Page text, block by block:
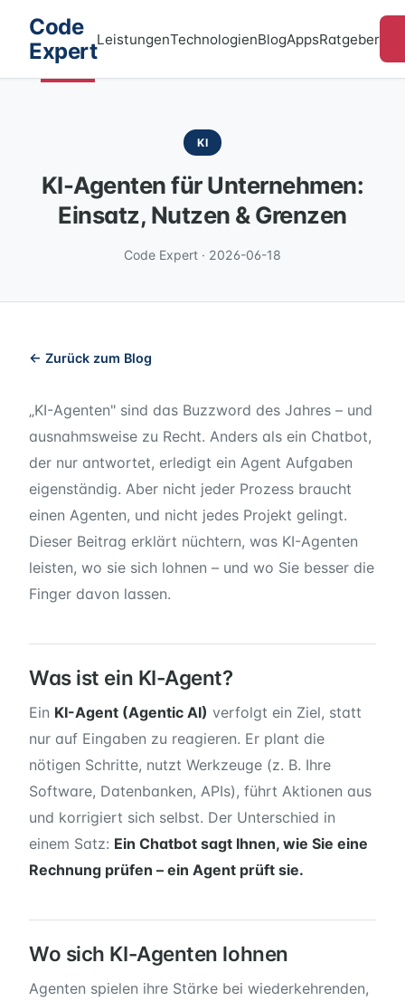
Code
ExpertLeistungenTechnologienBlogAppsRatgeber
KI
KI-Agenten für Unternehmen:
Einsatz, Nutzen & Grenzen
Code Expert · 2026-06-18
← Zurück zum Blog
„KI-Agenten" sind das Buzzword des Jahres – und
ausnahmsweise zu Recht. Anders als ein Chatbot,
der nur antwortet, erledigt ein Agent Aufgaben
eigenständig. Aber nicht jeder Prozess braucht
einen Agenten, und nicht jedes Projekt gelingt.
Dieser Beitrag erklärt nüchtern, was KI-Agenten
leisten, wo sie sich lohnen – und wo Sie besser die
Finger davon lassen.
Was ist ein KI-Agent?
Ein KI-Agent (Agentic AI) verfolgt ein Ziel, statt
nur auf Eingaben zu reagieren. Er plant die
nötigen Schritte, nutzt Werkzeuge (z. B. Ihre
Software, Datenbanken, APIs), führt Aktionen aus
und korrigiert sich selbst. Der Unterschied in
einem Satz: Ein Chatbot sagt Ihnen, wie Sie eine
Rechnung prüfen – ein Agent prüft sie.
Wo sich KI-Agenten lohnen
Agenten spielen ihre Stärke bei wiederkehrenden,